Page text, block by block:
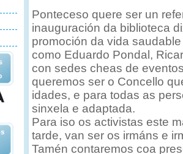
Ponteceso quere ser un
inauguración da biblioteca
promoción da vida
como Eduardo Pondal,
con sedes cheas de
queremos ser o Concello
idades, e para todas as
sinxela e adaptada.
Para iso os activistas este
tarde, van ser os irmáns e
Tamén contaremos coa